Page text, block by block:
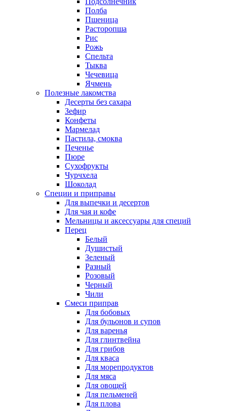
Полба
Пшеница
Расторопша
Рис
Рожь
Спельта
Тыква
Чечевица
Ячмень
Полезные лакомства
Десерты без сахара
Зефир
Конфеты
Мармелад
Пастила, смоква
Печенье
Пюре
Сухофрукты
Чурчхела
Шоколад
Специи и приправы
Для выпечки и десертов
Для чая и кофе
Мельницы и аксессуары для специй
Перец
Белый
Душистый
Зеленый
Разный
Розовый
Черный
Чили
Смеси приправ
Для бобовых
Для бульонов и супов
Для варенья
Для глинтвейна
Для грибов
Для кваса
Для морепродуктов
Для мяса
Для овощей
Для пельменей
Для плова